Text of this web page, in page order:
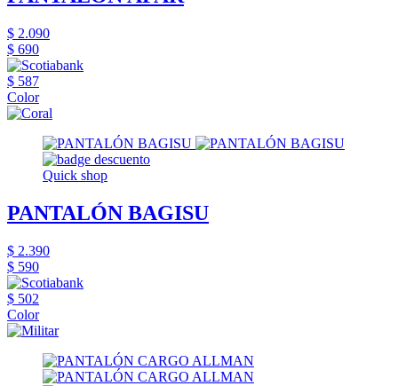
$ 2.090
$ 690
$ 587
Color
Quick shop
PANTALÓN BAGISU
$ 2.390
$ 590
$ 502
Color